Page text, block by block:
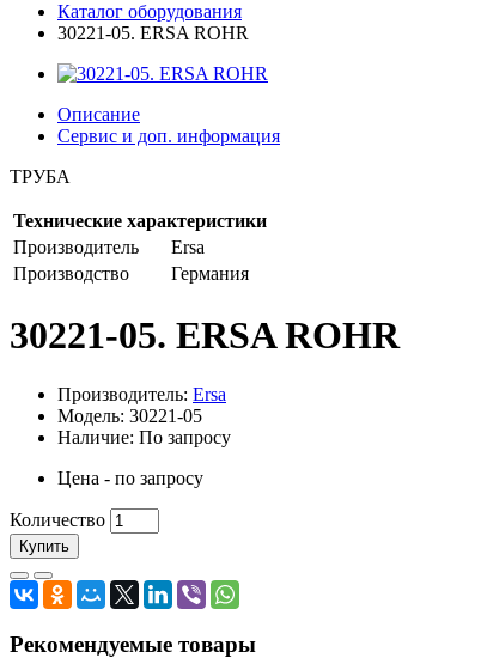
Каталог оборудования
30221-05. ERSA ROHR
Описание
Сервис и доп. информация
ТРУБА
Технические характеристики
Производитель
Ersa
Производство
Германия
30221-05. ERSA ROHR
Производитель: Ersa
Модель: 30221-05
Наличие: По запросу
Цена - по запросу
Количество
Купить
Рекомендуемые товары